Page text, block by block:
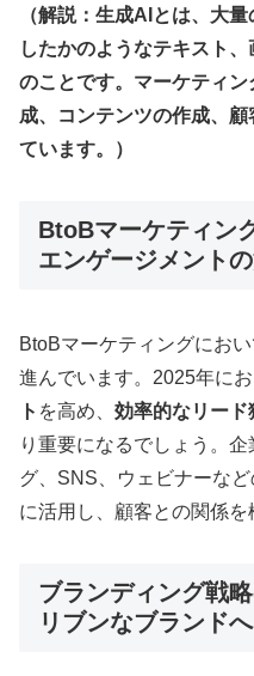
（解説：生成AIとは、大
したかのようなテキスト
のことです。マーケティ
成、コンテンツの作成、
ています。）
BtoBマーケティン
エンゲージメント
BtoBマーケティングにお
進んでいます。2025年にお
ト を高め、 効率的なリード
り重要になるでしょう。
グ、SNS、ウェビナーな
に活用し、顧客との関係
ブランディング戦
リブンなブランドへ